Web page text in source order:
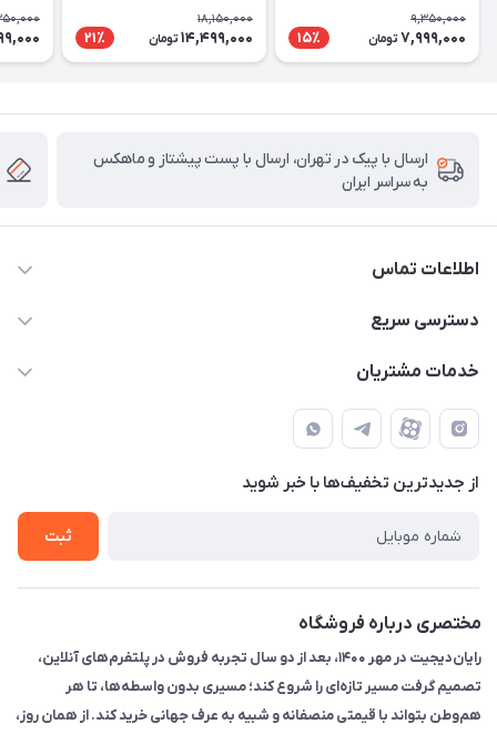
9,350,000
7,999,000 تومان 15٪
18,150,000
14,499,000 تومان 21٪
ارسال با پیک در تهران، ارسال با پست پیشتاز و ماهکس
به سراسر ایران
اطلاعات تماس
۰۲۱91095320 - 09120057355 - 09915561288
حضوری از قبل با پشتیبان های فروشگاه هماهنگ کنید)
دسترسی سریع
حساب کاربری
لیست محصولات
تماس با ما
خدمات مشتریان
قوانین و مقررات
حریم خصوصی
راهنما
از جدید‌ترین تخفیف‌ها با‌ خبر شوید
ثبت
مختصری درباره فروشگاه
رایان‌دیجیت در مهر ۱۴۰۰، بعد از دو سال تجربه فروش در پلتفرم‌های آنلاین،
تصمیم گرفت مسیر تازه‌ای را شروع کند؛ مسیری بدون واسطه‌ها، تا هر
هم‌وطن بتواند با قیمتی منصفانه و شبیه به عرف جهانی خرید کند. از همان روز،